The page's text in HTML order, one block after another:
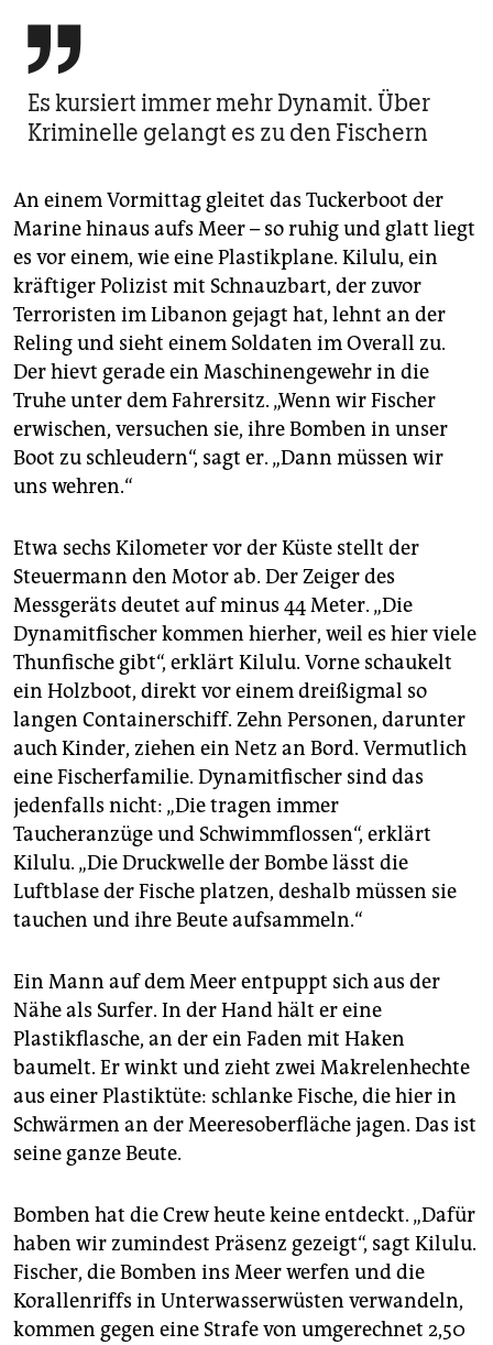

Es kursiert immer mehr Dynamit. Über
Kriminelle gelangt es zu den Fischern
An einem Vormittag gleitet das Tuckerboot der
Marine hinaus aufs Meer – so ruhig und glatt liegt
es vor einem, wie eine Plastikplane. Kilulu, ein
kräftiger Polizist mit Schnauzbart, der zuvor
Terroristen im Libanon gejagt hat, lehnt an der
Reling und sieht einem Soldaten im Overall zu.
Der hievt gerade ein Maschinengewehr in die
Truhe unter dem Fahrersitz. „Wenn wir Fischer
erwischen, versuchen sie, ihre Bomben in unser
Boot zu schleudern“, sagt er. „Dann müssen wir
uns wehren.“
Etwa sechs Kilometer vor der Küste stellt der
Steuermann den Motor ab. Der Zeiger des
Messgeräts deutet auf minus 44 Meter. „Die
Dynamitfischer kommen hierher, weil es hier viele
Thunfische gibt“, erklärt Kilulu. Vorne schaukelt
ein Holzboot, direkt vor einem dreißigmal so
langen Containerschiff. Zehn Personen, darunter
auch Kinder, ziehen ein Netz an Bord. Vermutlich
eine Fischerfamilie. Dynamitfischer sind das
jedenfalls nicht: „Die tragen immer
Taucheranzüge und Schwimmflossen“, erklärt
Kilulu. „Die Druckwelle der Bombe lässt die
Luftblase der Fische platzen, deshalb müssen sie
tauchen und ihre Beute aufsammeln.“
Ein Mann auf dem Meer entpuppt sich aus der
Nähe als Surfer. In der Hand hält er eine
Plastikflasche, an der ein Faden mit Haken
baumelt. Er winkt und zieht zwei Makrelenhechte
aus einer Plastiktüte: schlanke Fische, die hier in
Schwärmen an der Meeresoberfläche jagen. Das ist
seine ganze Beute.
Bomben hat die Crew heute keine entdeckt. „Dafür
haben wir zumindest Präsenz gezeigt“, sagt Kilulu.
Fischer, die Bomben ins Meer werfen und die
Korallenriffs in Unterwasserwüsten verwandeln,
kommen gegen eine Strafe von umgerechnet 2,50